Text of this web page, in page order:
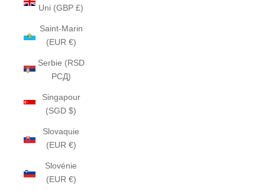
Uni (GBP £)
Saint-Marin
(EUR €)
Serbie (RSD
РСД)
Singapour
(SGD $)
Slovaquie
(EUR €)
Slovénie
(EUR €)